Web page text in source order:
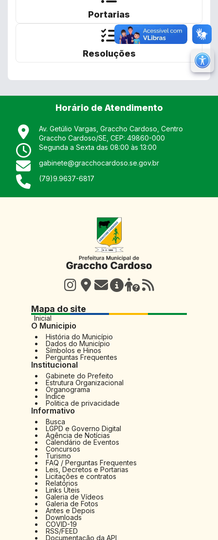
Portarias
Resoluções
Ir
Horário de Atendimento
Av. Getúlio Vargas, Graccho Cardoso, Centro
Graccho Cardoso/SE , CEP: 49860-000
Segunda a Sexta das 08:00 às 13:00
gabinete@gracchocardoso.se.gov.br
(79)9.9637-6817
Mapa do site
Inicial
O Municipio
História do Município
Dados do Município
Símbolos e Hinos
Perguntas Frequentes
Institucional
Gabinete do Prefeito
Estrutura Organizacional
Organograma
Indice
Politica de privacidade
Informativo
Busca
LGPD e Governo Digital
Agência de Notícias
Calendário de Eventos
Concursos
Turismo
FAQ / Perguntas Frequentes
Leis, Decretos e Portarias
Licitações e contratos
Relatórios
Links Úteis
Galeria de Vídeos
Galeria de Fotos
Antes e Depois
Downloads
COVID-19
RSS/FEED
Documentação da API